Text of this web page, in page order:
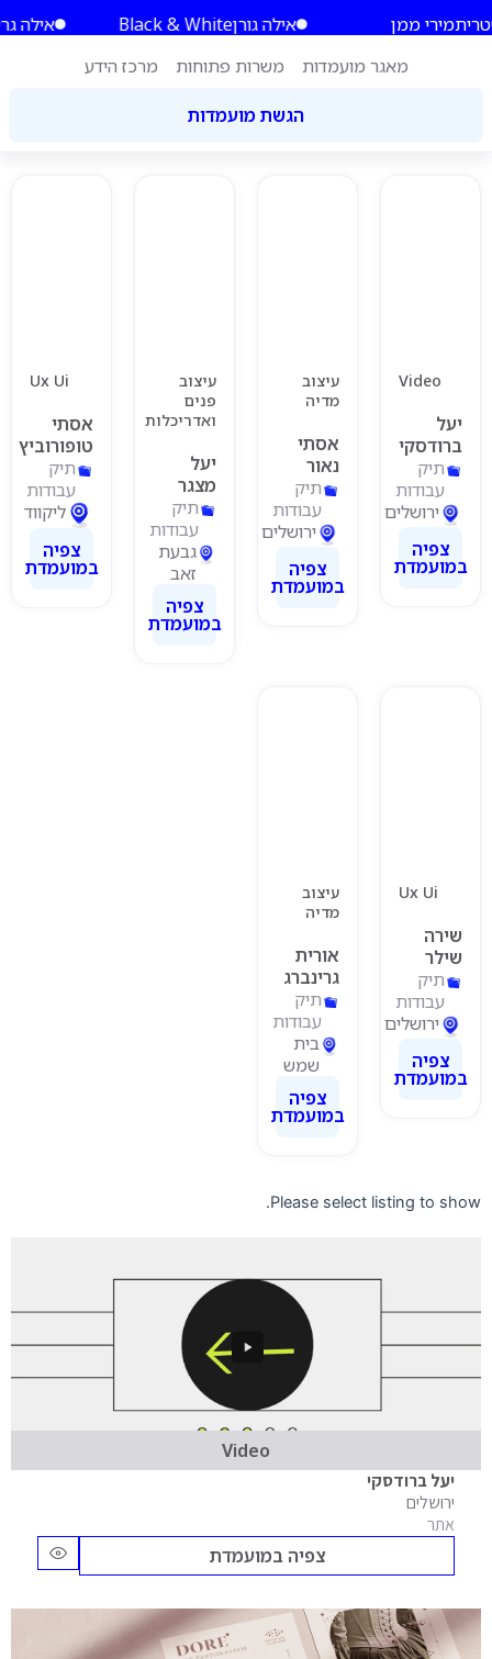
לתוכן
מירי ממן אילה גורןBlack & White
אילה
מאגר מועמדות
משרות פתוחות מרכז הידע
הגשת מועמדות
Video
יעל
ברודסקי
תיק
עבודות
ירושלים
צפיה
במועמדת
עיצוב
מדיה
אסתי
נאור
תיק
עבודות
ירושלים
צפיה
במועמדת
עיצוב
פנים
ואדריכלות
יעל
מצגר
תיק
עבודות
גבעת
זאב
צפיה
במועמדת
Ux Ui
אסתי
טופורוביץ
תיק
עבודות
ליקווד
צפיה
במועמדת
Ux Ui
שירה
שילר
תיק
עבודות
ירושלים
צפיה
במועמדת
עיצוב
מדיה
אורית
גרינברג
תיק
עבודות
בית
שמש
צפיה
במועמדת
Please select listing to show.
Video
יעל ברודסקי
ירושלים
אתר
צפיה במועמדת